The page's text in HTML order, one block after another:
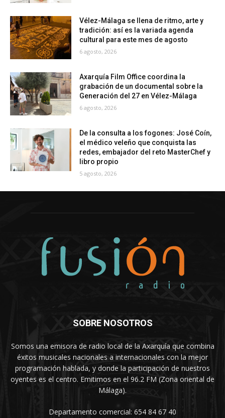
Vélez-Málaga se llena de ritmo, arte y
tradición: así es la variada agenda
cultural para este mes de agosto
6 agosto, 2026
Axarquía Film Office coordina la
grabación de un documental sobre la
Generación del 27 en Vélez-Málaga
6 agosto, 2026
De la consulta a los fogones: José Coín,
el médico veleño que conquista las
redes, embajador del reto MasterChef y
libro propio
5 agosto, 2026
SOBRE NOSOTROS
Somos una emisora de radio local de la Axarquía que combina
éxitos musicales nacionales a internacionales con la mejor
programación hablada, y donde la participación de nuestros
oyentes es el centro. Emitimos en el 96.2 FM (Zona oriental de
Málaga).
Departamento comercial: 654 84 67 40